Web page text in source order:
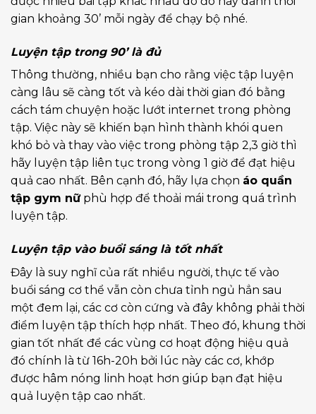
gian khoảng 30’ mỗi ngày để chạy bộ nhé.
Luyện tập trong 90’ là đủ
Thông thường, nhiều bạn cho rằng việc tập luyện
càng lâu sẽ càng tốt và kéo dài thời gian đó bằng
cách tám chuyện hoặc lướt internet trong phòng
tập. Việc này sẽ khiến bạn hình thành khói quen
khó bỏ và thay vào việc trong phòng tập 2,3 giờ thì
hãy luyện tập liên tục trong vòng 1 giờ để đạt hiệu
quả cao nhất. Bên cạnh đó, hãy lựa chọn áo quần
tập gym nữphù hợp để thoải mái trong quá trình
luyện tập.
Luyện tập vào buổi sáng là tốt nhất
Đây là suy nghĩ của rất nhiều người, thực tế vào
buổi sáng cơ thể vẫn còn chưa tỉnh ngủ hẳn sau
một đem lại, các cơ còn cứng và đây không phải thời
điểm luyện tập thích hợp nhất. Theo đó, khung thời
gian tốt nhất để các vùng cơ hoạt động hiệu quả
đó chính là từ 16h-20h bởi lúc này các cơ, khớp
được hâm nóng linh hoạt hơn giúp bạn đạt hiệu
quả luyện tập cao nhất.